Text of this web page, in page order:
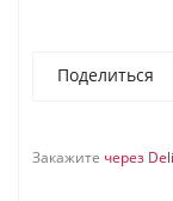
Поделиться
Закажите через